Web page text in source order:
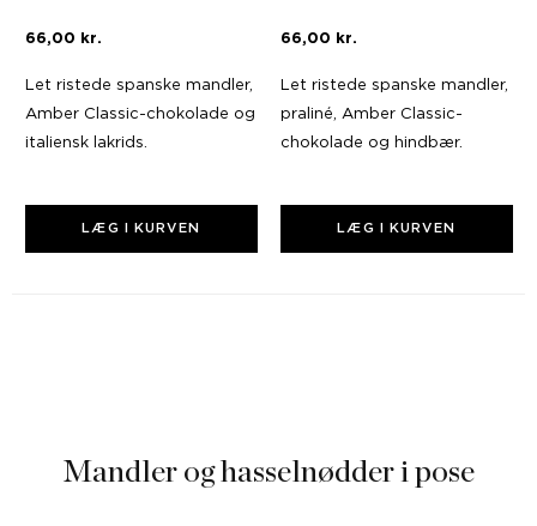
66,00 kr.
Let ristede spanske mandler,
Amber Classic-chokolade og
italiensk lakrids.
LÆG I KURVEN
66,00 kr.
Let ristede spanske mandler,
praliné, Amber Classic-
chokolade og hindbær.
LÆG I KURVEN
Mandler og hasselnødder i pose